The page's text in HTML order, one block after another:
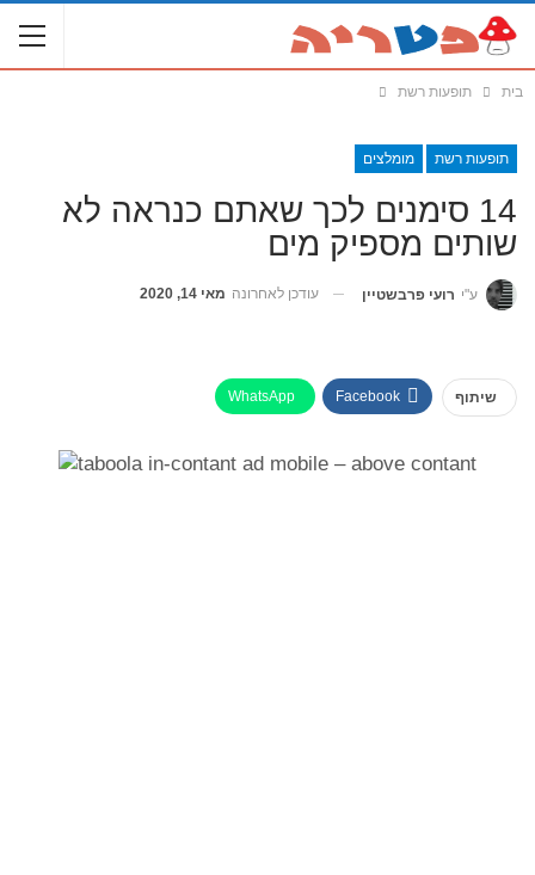
בית תופעות רשת
תופעות רשת מומלצים
14 סימנים לכך שאתם כנראה לא
שותים מספיק מים
ע"י רועי פרבשטיין עודכן לאחרונה מאי 14, 2020
שיתוף Facebook
WhatsApp